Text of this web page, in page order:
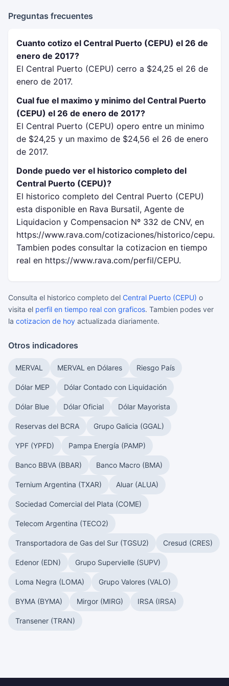
Preguntas frecuentes
Cuanto cotizo el Central Puerto (CEPU) el 26 de
enero de 2017?
El Central Puerto (CEPU) cerro a $24,25 el 26 de
enero de 2017.
Cual fue el maximo y minimo del Central Puerto
(CEPU) el 26 de enero de 2017?
El Central Puerto (CEPU) opero entre un minimo
de $24,25 y un maximo de $24,56 el 26 de enero
de 2017.
Donde puedo ver el historico completo del
Central Puerto (CEPU)?
El historico completo del Central Puerto (CEPU)
esta disponible en Rava Bursatil, Agente de
Liquidacion y Compensacion Nº 332 de CNV, en
https://www.rava.com/cotizaciones/historico/cepu.
Tambien podes consultar la cotizacion en tiempo
real en https://www.rava.com/perfil/CEPU.
Consulta el historico completo del Central Puerto (CEPU) o
visita el perfil en tiempo real con graficos. Tambien podes ver
la cotizacion de hoy actualizada diariamente.
Otros indicadores
MERVAL MERVAL en Dólares Riesgo País
Dólar MEP Dólar Contado con Liquidación
Dólar Blue Dólar Oficial Dólar Mayorista
Reservas del BCRA Grupo Galicia (GGAL)
YPF (YPFD) Pampa Energía (PAMP)
Banco BBVA (BBAR) Banco Macro (BMA)
Ternium Argentina (TXAR) Aluar (ALUA)
Sociedad Comercial del Plata (COME)
Telecom Argentina (TECO2)
Transportadora de Gas del Sur (TGSU2) Cresud (CRES)
Edenor (EDN) Grupo Supervielle (SUPV)
Loma Negra (LOMA) Grupo Valores (VALO)
BYMA (BYMA) Mirgor (MIRG) IRSA (IRSA)
Transener (TRAN)